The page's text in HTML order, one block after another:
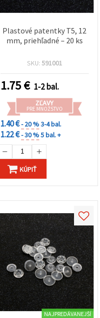
Plastové patentky T5, 12
mm, priehľadné – 20 ks
SKU: 591001
1.75€ 1-2 bal.
ZĽAVY
PRE MNOŽSTVO
1.40 €- 20 %3-4 bal.
1.22 €- 30 %5 bal. +
KÚPIŤ
NAJPREDÁVANEJŠÍ